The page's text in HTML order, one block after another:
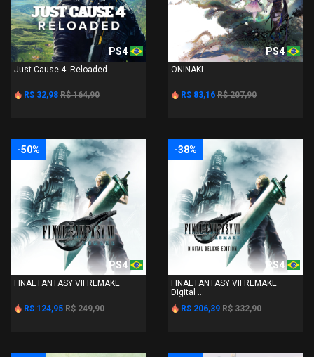
PS4
Just Cause 4: Reloaded
R$ 32,98 R$ 164,90
PS4
ONINAKI
R$ 83,16 R$ 207,90
-50%
PS4
FINAL FANTASY VII REMAKE
R$ 124,95 R$ 249,90
-38%
PS4
FINAL FANTASY VII REMAKE
Digital ...
R$ 206,39 R$ 332,90